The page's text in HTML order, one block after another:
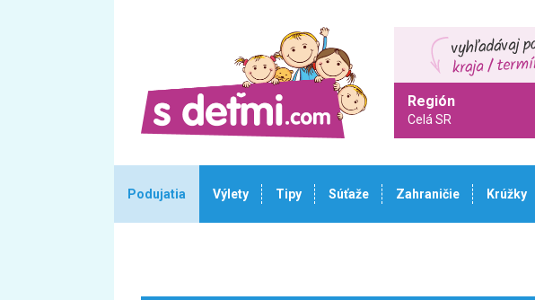
Región
Celá SR
Podujatia Výlety Tipy Súťaže Zahraničie Krúžky